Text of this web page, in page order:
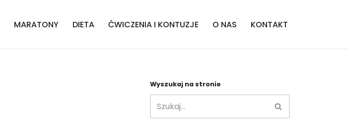
MARATONY DIETA ĆWICZENIA I KONTUZJE O NAS KONTAKT
Wyszukaj na stronie